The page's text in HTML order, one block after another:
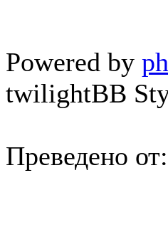
Powered by
twilightBB
Преведено от: